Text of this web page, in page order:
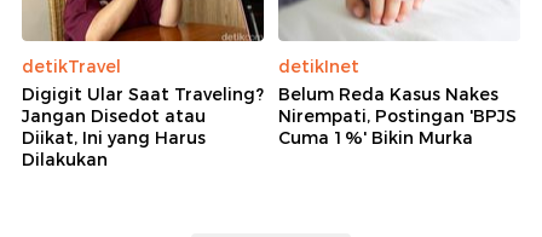
detikTravel
Digigit Ular Saat Traveling?
Jangan Disedot atau
Diikat, Ini yang Harus
Dilakukan
detikInet
Belum Reda Kasus Nakes
Nirempati, Postingan 'BPJS
Cuma 1%' Bikin Murka